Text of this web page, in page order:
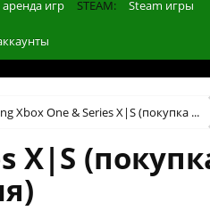
игр STEAM: Steam игры
Xbox One & Series X|S (покупка ...
X|S